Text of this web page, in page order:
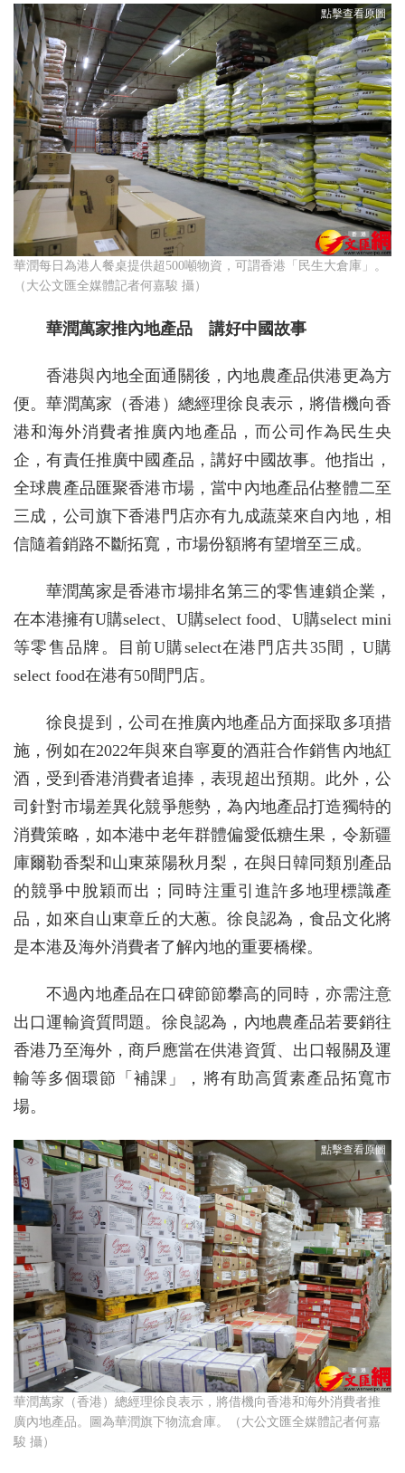
華潤每日為港人餐桌提供超500噸物資，可謂香港「民生大倉庫」。
（大公文匯全媒體記者何嘉駿 攝）
華潤萬家推內地產品 講好中國故事
香港與內地全面通關後，內地農產品供港更為方
便。華潤萬家（香港）總經理徐良表示，將借機向香
港和海外消費者推廣內地產品，而公司作為民生央
企，有責任推廣中國產品，講好中國故事。他指出，
全球農產品匯聚香港市場，當中內地產品佔整體二至
三成，公司旗下香港門店亦有九成蔬菜來自內地，相
信隨着銷路不斷拓寬，市場份額將有望增至三成。
華潤萬家是香港市場排名第三的零售連鎖企業，
在本港擁有U購select、U購select food、U購select mini
等零售品牌。目前U購select在港門店共35間，U購
select food在港有50間門店。
徐良提到，公司在推廣內地產品方面採取多項措
施，例如在2022年與來自寧夏的酒莊合作銷售內地紅
酒，受到香港消費者追捧，表現超出預期。此外，公
司針對市場差異化競爭態勢，為內地產品打造獨特的
消費策略，如本港中老年群體偏愛低糖生果，令新疆
庫爾勒香梨和山東萊陽秋月梨，在與日韓同類別產品
的競爭中脫穎而出；同時注重引進許多地理標識產
品，如來自山東章丘的大蔥。徐良認為，食品文化將
是本港及海外消費者了解內地的重要橋樑。
不過內地產品在口碑節節攀高的同時，亦需注意
出口運輸資質問題。徐良認為，內地農產品若要銷往
香港乃至海外，商戶應當在供港資質、出口報關及運
輸等多個環節「補課」，將有助高質素產品拓寬市
場。
華潤萬家（香港）總經理徐良表示，將借機向香港和海外消費者推
廣內地產品。圖為華潤旗下物流倉庫。（大公文匯全媒體記者何嘉
駿 攝）